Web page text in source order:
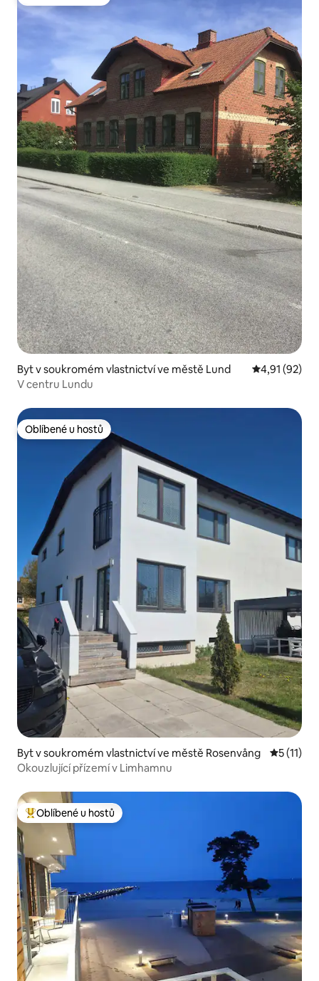
Byt v soukromém vlastnictví ve městě Lund Průměrné
4,91 (92)
V centru Lundu
Oblíbené u hostů
Oblíbené u hostů
Byt v soukromém vlastnictví ve městě Rosenvång
5 (11)
Okouzlující přízemí v Limhamnu
Nejlepší v kategorii Oblíbené u hostů
Oblíbené u hostů